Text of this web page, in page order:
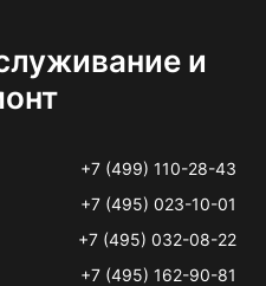
и
+7 (499) 110-28-43
+7 (495) 023-10-01
+7 (495) 032-08-22
+7 (495) 162-90-81